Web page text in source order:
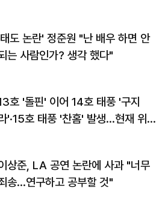
도 논란' 정준원 "난 배우 하면 안
는 사람인가? 생각 했다"
호 '돌핀' 이어 14호 태풍 '구지
'·15호 태풍 '찬홈' 발생…현재 위
상준, LA 공연 논란에 사과 "너무
송…연구하고 공부할 것"